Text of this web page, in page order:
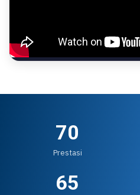
70
Prestasi
65